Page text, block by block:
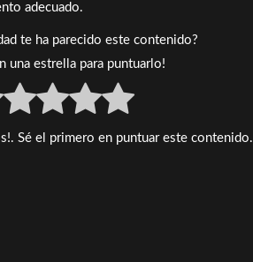
adecuado.
te ha parecido este contenido?
una estrella para puntuarlo!
Sé el primero en puntuar este contenido.